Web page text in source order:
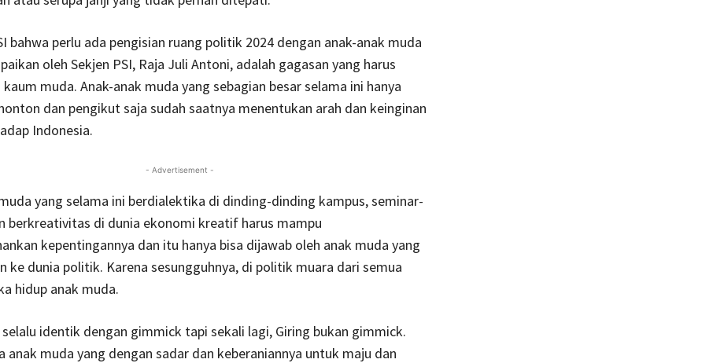
bahwa perlu ada pengisian ruang politik 2024 dengan anak-anak muda
oleh Sekjen PSI, Raja Juli Antoni, adalah gagasan yang harus
muda. Anak-anak muda yang sebagian besar selama ini hanya
dan pengikut saja sudah saatnya menentukan arah dan keinginan
Indonesia.
- Advertisement -
yang selama ini berdialektika di dinding-dinding kampus, seminar-
berkreativitas di dunia ekonomi kreatif harus mampu
kepentingannya dan itu hanya bisa dijawab oleh anak muda yang
ke dunia politik. Karena sesungguhnya, di politik muara dari semua
hidup anak muda.
identik dengan gimmick tapi sekali lagi, Giring bukan gimmick.
anak muda yang dengan sadar dan keberaniannya untuk maju dan